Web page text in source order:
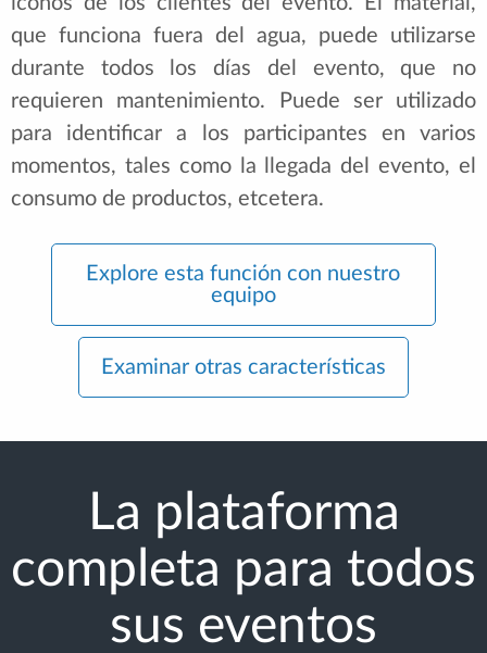
que funciona fuera del agua, puede utilizarse
durante todos los días del evento, que no
requieren mantenimiento. Puede ser utilizado
para identificar a los participantes en varios
momentos, tales como la llegada del evento, el
consumo de productos, etcetera.
Explore esta función con nuestro
equipo
Examinar otras características
La plataforma
completa para todos
sus eventos